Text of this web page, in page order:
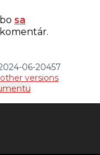
sa
06-20457
other versions